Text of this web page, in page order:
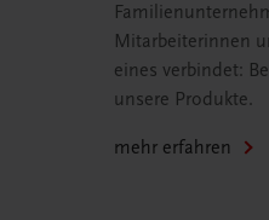
Mitarbeiterinnen
eines verbindet:
unsere Produkte.
mehr erfahren